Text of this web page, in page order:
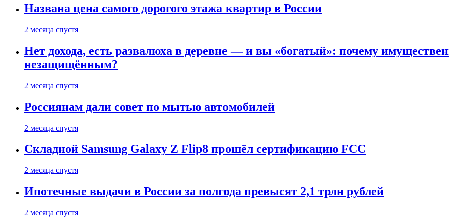
Названа цена самого дорогого этажа квартир в России
2 месяца спустя
Нет дохода, есть развалюха в деревне — и вы «богатый»: почему
незащищённым?
2 месяца спустя
Россиянам дали совет по мытью автомобилей
2 месяца спустя
Складной Samsung Galaxy Z Flip8 прошёл сертификацию FCC
2 месяца спустя
Ипотечные выдачи в России за полгода превысят 2,1 трлн рублей
2 месяца спустя